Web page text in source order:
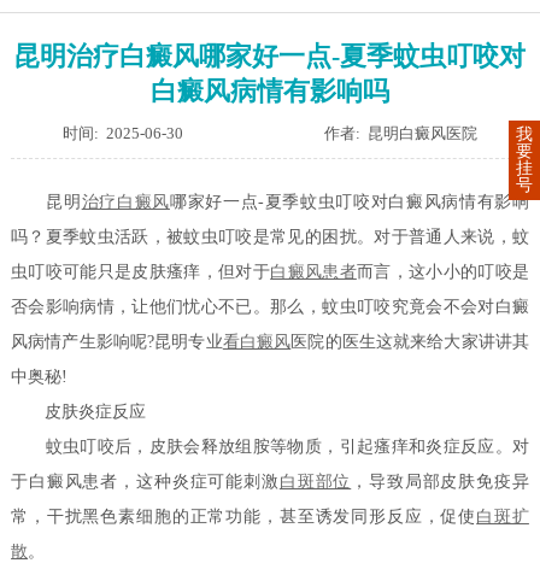
昆明治疗白癜风哪家好一点-夏季蚊虫叮咬对
白癜风病情有影响吗
时间: 2025-06-30 作者: 昆明白癜风医院
昆明 治疗白癜风哪家好一点-夏季蚊虫叮咬对白癜风病情有影响
吗？夏季蚊虫活跃，被蚊虫叮咬是常见的困扰。对于普通人来说，蚊
虫叮咬可能只是皮肤瘙痒，但对于白癜风患者而言，这小小的叮咬是
否会影响病情，让他们忧心不已。那么，蚊虫叮咬究竟会不会对白癜
风病情产生影响呢?昆明专业看白癜风 医院的医生这就来给大家讲讲其
中奥秘!
皮肤炎症反应
蚊虫叮咬后，皮肤会释放组胺等物质，引起瘙痒和炎症反应。对
于白癜风患者，这种炎症可能刺激 白斑部位 ，导致局部皮肤免疫异
常，干扰黑色素细胞的正常功能，甚至诱发同形反应，促使 白斑扩
散。
我
要
挂
号